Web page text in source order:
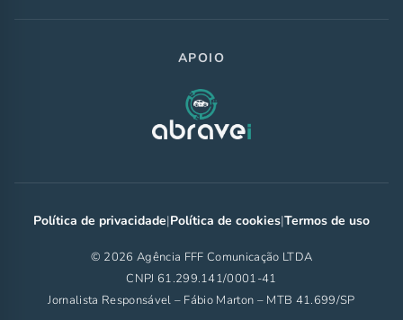
APOIO
Política de privacidade|Política de cookies|Termos de uso
© 2026 Agência FFF Comunicação LTDA
CNPJ 61.299.141/0001-41
Jornalista Responsável – Fábio Marton – MTB 41.699/SP